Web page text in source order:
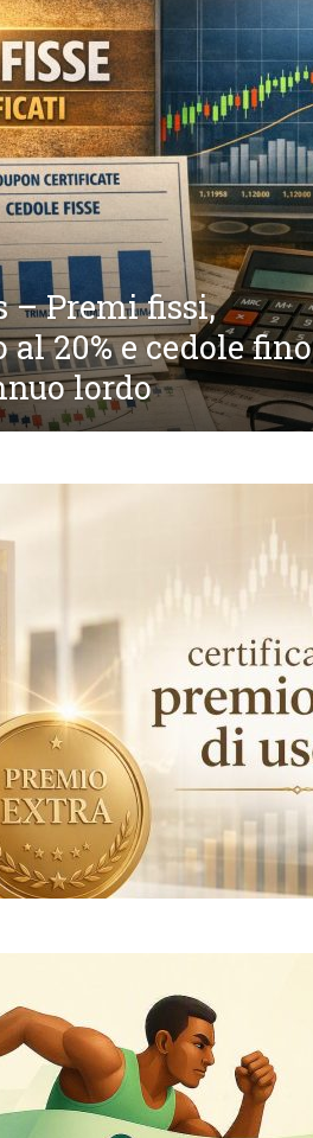
– Premi fissi,
20% e cedole fino
lordo